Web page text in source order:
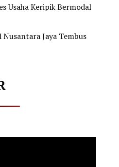
Usaha Keripik Bermodal
Jaya Tembus